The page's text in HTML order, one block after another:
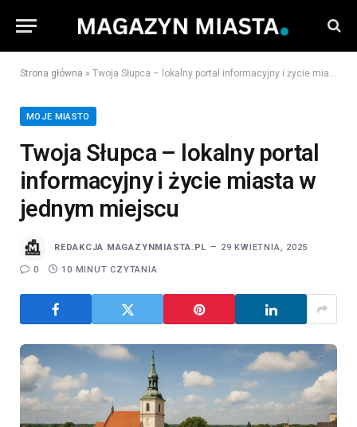
Strona główna » Twoja Słupca – lokalny portal informacyjny i życie miasta w jednym miejscu
MOJE MIASTO
Twoja Słupca – lokalny portal
informacyjny i życie miasta w
jednym miejscu
REDAKCJA MAGAZYNMIASTA.PL 29 KWIETNIA, 2025
0 10 MINUT CZYTANIA